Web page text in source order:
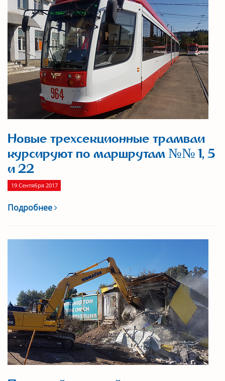
Новые трехсекционные трамваи
курсируют по маршрутам №№ 1, 5
и 22
19 Сентября 2017
Подробнее